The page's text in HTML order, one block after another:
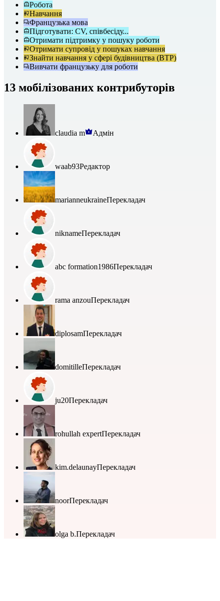
Робота
Навчання
Французька мова
Підготувати: CV, співбесіду...
Отримати підтримку у пошуку роботи
Отримати супровід у пошуках навчання
Знайти навчання у сфері будівництва (BTP)
Вивчати французьку для роботи
13 мобілізованих контрибуторів
claudia m Адмін
waab93Редактор
marianneukraineПерекладач
niknameПерекладач
abc formation1986Перекладач
rama anzouПерекладач
diplosamПерекладач
domitilleПерекладач
ju20Перекладач
rohullah expertПерекладач
kim.delaunayПерекладач
noorПерекладач
olga b.Перекладач